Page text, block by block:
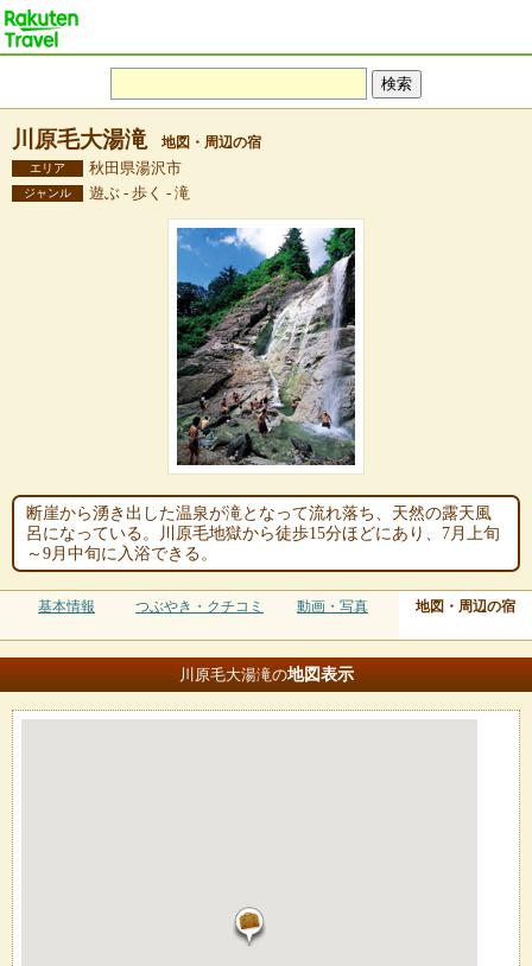
川原毛大湯滝 地図・周辺の宿
エリア 秋田県湯沢市
ジャンル 遊ぶ - 歩く - 滝
断崖から湧き出した温泉が滝となって流れ落ち、天然の露天風
呂になっている。川原毛地獄から徒歩15分ほどにあり、7月上旬
～9月中旬に入浴できる。
基本情報 つぶやき・クチコミ 動画・写真 地図・周辺の宿
川原毛大湯滝の地図表示